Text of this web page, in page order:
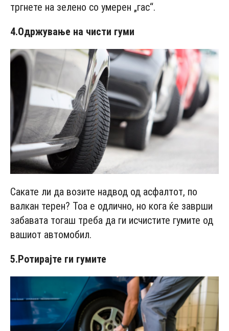
тргнете на зелено со умерен „гас“.
4.Одржување на чисти гуми
Сакате ли да возите надвод од асфалтот, по
валкан терен? Тоа е одлично, но кога ќе заврши
забавата тогаш треба да ги исчистите гумите од
вашиот автомобил.
5.Ротирајте ги гумите